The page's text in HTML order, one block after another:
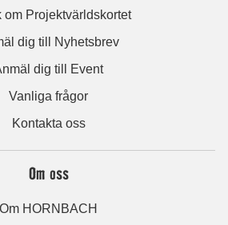
om Projektvärldskortet
dig till Nyhetsbrev
dig till Event
Vanliga frågor
Kontakta oss
Om oss
Om HORNBACH